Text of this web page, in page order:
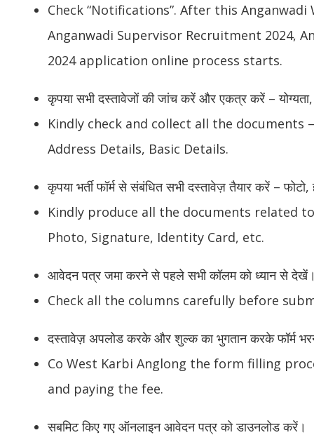
Check “Notifications”. After this
Anganwadi Supervisor Recruitment 2024,
2024 application online process starts.
कृपया सभी दस्तावेजों की जांच करें और एकत्र करें –
Kindly check and collect all the documents
Address Details, Basic Details.
कृपया भर्ती फॉर्म से संबंधित सभी दस्तावेज़ तैयार करें –
Kindly produce all the documents related
Photo, Signature, Identity Card, etc.
आवेदन पत्र जमा करने से पहले सभी कॉलम को ध्यान से
Check all the columns carefully before
दस्तावेज़ अपलोड करके और शुल्क का भुगतान करके फॉर्म
Co West Karbi Anglong the form filling
and paying the fee.
सबमिट किए गए ऑनलाइन आवेदन पत्र को डाउनलोड करें।